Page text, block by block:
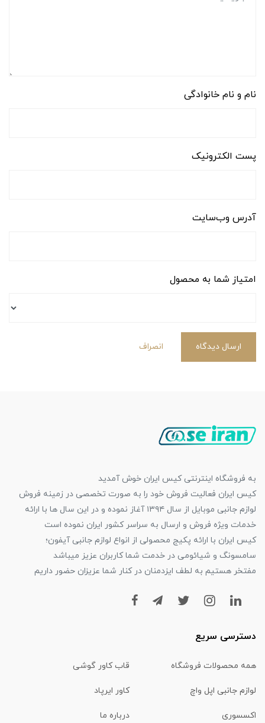
نام و نام خانوادگی
پست الکترونیک
آدرس وب‌سایت
امتیاز شما به محصول
ارسال دیدگاه انصراف
به فروشگاه اینترنتی کیس ایران خوش آمدید
کیس ایران فعالیت فروش خود را به صورت تخصصی در زمینه فروش
لوازم جانبی موبایل از سال ۱۳۹۴ آغاز نموده و در این سال ها با ارائه
خدمات ویژه فروش و ارسال به سراسر کشور ایران نموده است
کیس ایران با ارائه پکیج محصولی از انواع لوازم جانبی آیفون؛
سامسونگ و شیائومی در خدمت شما کاربران عزیز میباشد
مفتخر هستیم به لطف ایزدمنان در کنار شما عزیزان حضور داریم
دسترسی سریع
همه محصولات فروشگاه قاب کاور گوشی
لوازم جانبی اپل واچ کاور ایرپاد
اکسسوری درباره ما